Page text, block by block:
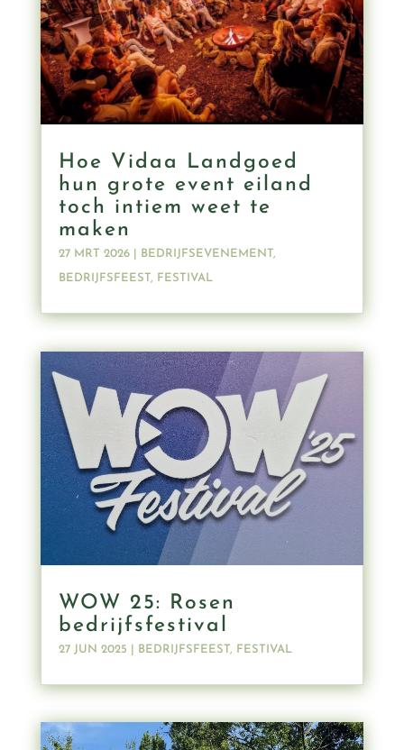
Hoe Vidaa Landgoed
hun grote event eiland
toch intiem weet te
maken
27 MRT 2026| BEDRIJFSEVENEMENT ,
BEDRIJFSFEEST , FESTIVAL
WOW 25: Rosen
bedrijfsfestival
27 JUN 2025 BEDRIJFSFEEST, FESTIVAL